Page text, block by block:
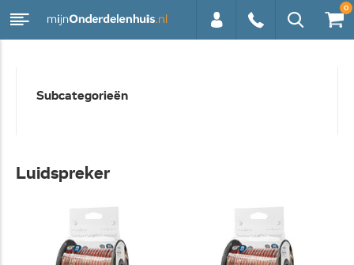
0
Subcategorieën
Luidspreker